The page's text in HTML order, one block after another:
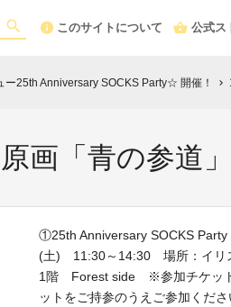
このサイトについて 公式ス
25th Anniversary SOCKS Party☆ 開催！ chevron_right
画「青の参道」
①25th Anniversary SOCKS
(土) 11:30～14:30 場所：イリ
1階 Forest side ※参加チケット
ットをご持参のうえご参加くだ